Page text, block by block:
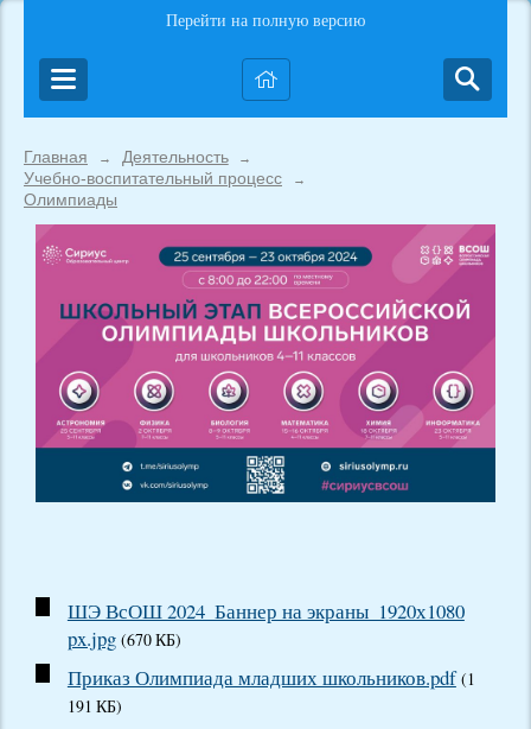
Перейти на полную версию
Главная → Деятельность →
Учебно-воспитательный процесс →
Олимпиады
ШЭ ВсОШ 2024_Баннер на экраны_1920х1080
px.jpg (670 КБ)
Приказ Олимпиада младших школьников.pdf (1
191 КБ)